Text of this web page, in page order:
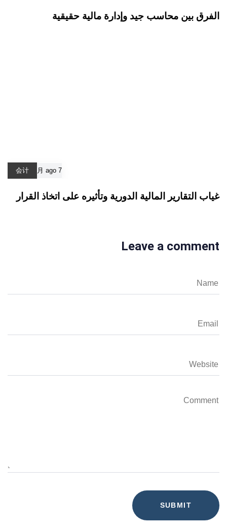
الفرق بين محاسب جيد وإدارة مالية حقيقية
7 月 ago
会计
غياب التقارير المالية الدورية وتأثيره على اتخاذ القرار
Leave a comment